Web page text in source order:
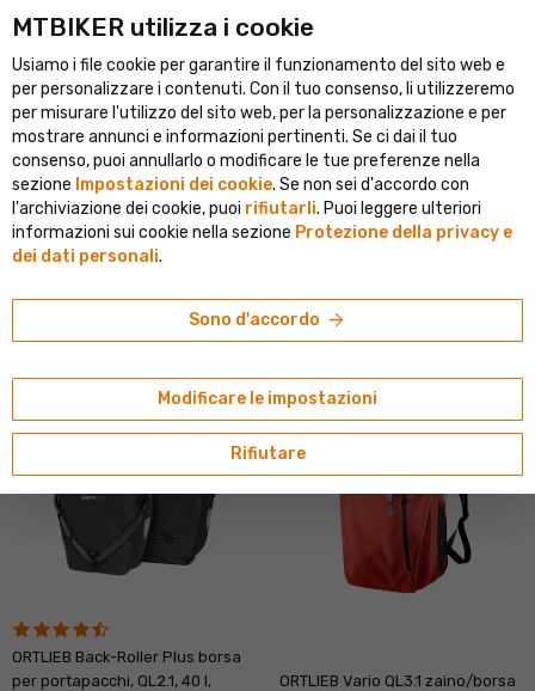
ciclistico dell'Europa centrale
person menu
Ricerca search
Negozio navigate_next Zaini e borsenavigate_next Borse e taschenavigate_next Sul portapacchi
BORSE E BORSELLI DA PORTAPACCHI
tuneFiltrare sortOrdina per
ORTLIEB Back-Roller Plus borsa
per portapacchi, QL2.1, 40 l,
Entro 7 giorni
ORTLIEB Vario QL3.1 zaino/borsa
MTBIKER utilizza i cookie
Usiamo i file cookie per garantire il funzionamento del sito web e
per personalizzare i contenuti. Con il tuo consenso, li utilizzeremo
per misurare l'utilizzo del sito web, per la personalizzazione e per
mostrare annunci e informazioni pertinenti. Se ci dai il tuo
consenso, puoi annullarlo o modificare le tue preferenze nella
sezione Impostazioni dei cookie. Se non sei d'accordo con
l'archiviazione dei cookie, puoi rifiutarli. Puoi leggere ulteriori
informazioni sui cookie nella sezione Protezione della privacy e
dei dati personali.
Modificare le impostazioni
Rifiutare
Sono d'accordo arrow_forward